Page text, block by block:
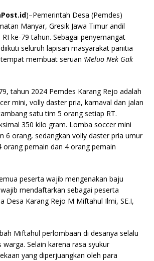
)–Pemerintah Desa (Pemdes)
Manyar, Gresik Jawa Timur andil
ke-79 tahun. Sebagai penyemangat
seluruh lapisan masyarakat panitia
membuat seruan ‘Meluo Nek Gak
tahun 2024 Pemdes Karang Rejo adalah
mini, volly daster pria, karnaval dan jalan
satu tim 5 orang setiap RT.
350 kilo gram. Lomba soccer mini
6 orang, sedangkan volly daster pria umur
orang pemain dan 4 orang pemain
peserta wajib mengenakan baju
mendaftarkan sebagai peserta
Desa Karang Rejo M Miftahul Ilmi, SE.I,
Miftahul perlombaan di desanya selalu
Selain karena rasa syukur
yang diperjuangkan oleh para